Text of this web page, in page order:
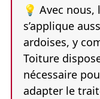
💡 Avec nous,
s’applique
ardoises, y
Toiture
nécessaire
adapter le